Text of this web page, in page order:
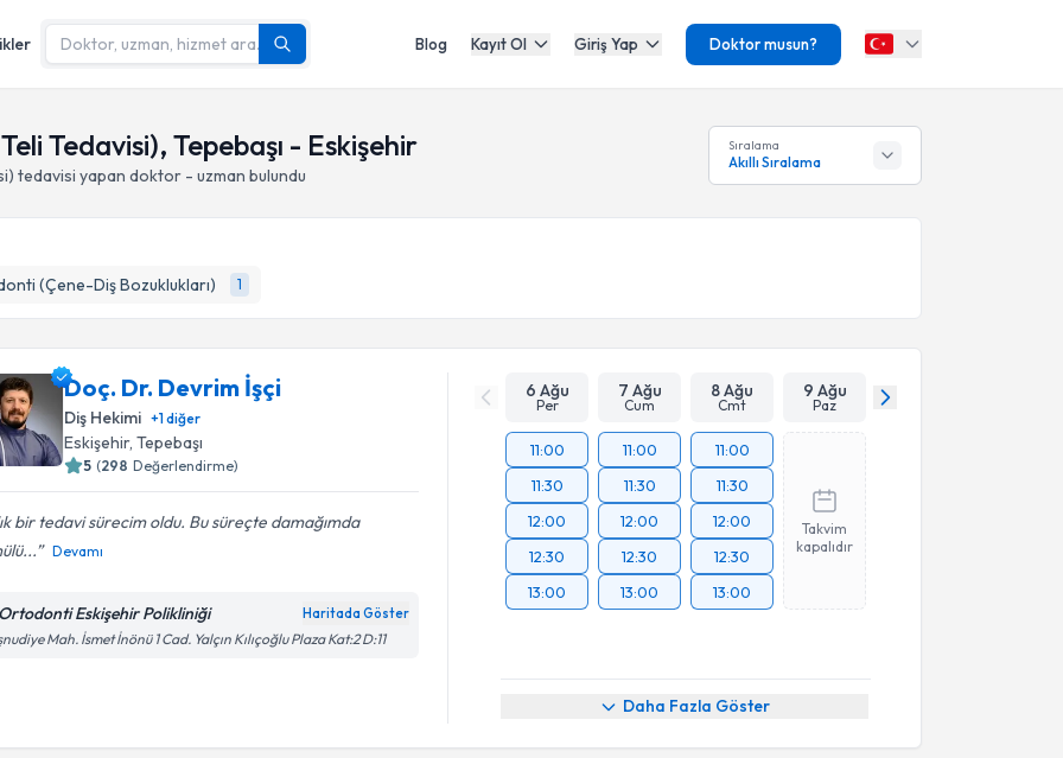
Blog Kayıt Ol Giriş Yap Doktor musun?
Tedavisi), Tepebaşı - Eskişehir
tedavisi yapan doktor - uzman bulundu
Sıralama
Akıllı Sıralama
(Çene-Diş Bozuklukları) 1
Doç. Dr. Devrim İşçi
Diş Hekimi +1diğer
Eskişehir, Tepebaşı
5 (298 Değerlendirme)
bir tedavi sürecim oldu. Bu süreçte damağımda
Devamı
Eskişehir Polikliniği Haritada Göster
Mah. İsmet İnönü 1 Cad. Yalçın Kılıçoğlu Plaza Kat:2 D:11
6 Ağu
Per
7 Ağu
Cum
8 Ağu
Cmt
9 Ağu
Paz
11:00
11:30
12:00
12:30
13:00
11:00
11:30
12:00
12:30
13:00
11:00
11:30
12:00
12:30
13:00
Takvim
kapalıdır
Daha Fazla Göster